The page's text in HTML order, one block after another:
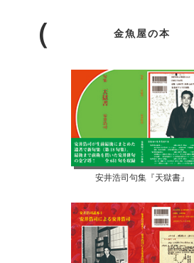
金魚屋の本
安井浩司句集『天獄書』